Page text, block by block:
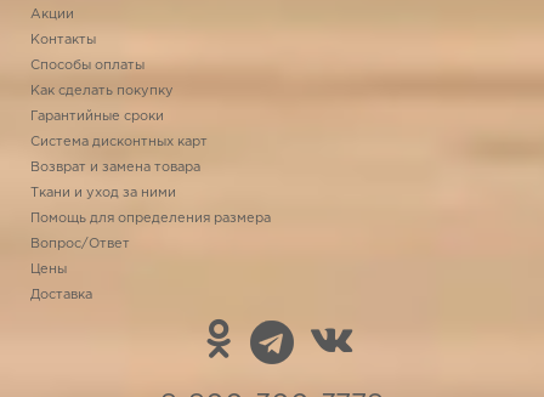
Акции
Контакты
Способы оплаты
Как сделать покупку
Гарантийные сроки
Система дисконтных карт
Возврат и замена товара
Ткани и уход за ними
Помощь для определения размера
Вопрос/Ответ
Цены
Доставка